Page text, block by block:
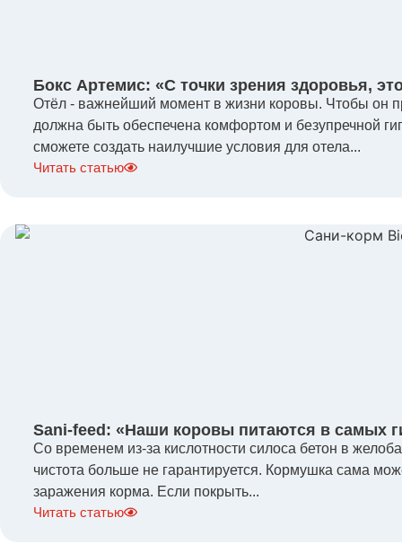
Бокс Артемис: «С точки зрения здоровья,
Отёл - важнейший момент в жизни коровы. Чтобы он
должна быть обеспечена комфортом и безупречной
сможете создать наилучшие условия для отела...
Читать статью
Sani-feed: «Наши коровы питаются в самых
Со временем из-за кислотности силоса бетон в
чистота больше не гарантируется. Кормушка сама
заражения корма. Если покрыть...
Читать статью